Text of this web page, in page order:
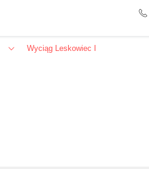
Wyciąg Leskowiec I